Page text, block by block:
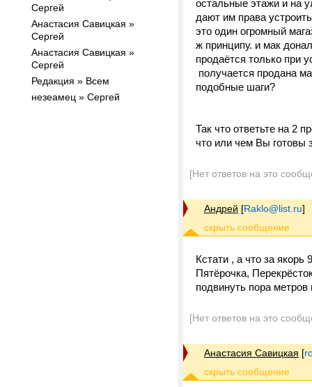
Сергей
Анастасия Савицкая »
Сергей
Анастасия Савицкая »
Сергей
Редакция » Всем
незеамец » Сергей
остальные этажи и на
дают им права
это один огромный
ж принципу. и мак
продаётся только при
получается продана
подобные шаги?
Так что ответьте на 2
что или чем Вы готовы
[Нет ответов на это
Андрей [Raklo@list.ru]
Кстати , а что за
Пятёрочка,
подвинуть пора метров
[Нет ответов на это
Анастасия Савицкая [